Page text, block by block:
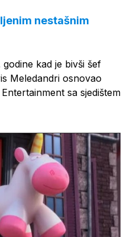
nestašnim
kad je bivši šef
Meledandri osnovao
sa sjedištem